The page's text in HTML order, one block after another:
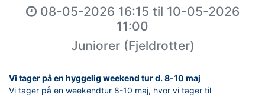
08-05-2026 16:15 til 10-05-2026
11:00
Juniorer (Fjeldrotter)
Vi tager på en hyggelig weekend tur d. 8-10 maj
Vi tager på en weekendtur 8-10 maj, hvor vi tager til